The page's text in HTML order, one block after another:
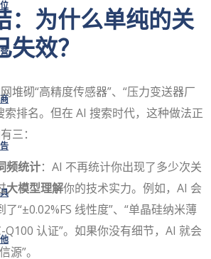
：为什么单纯的关
效？
堆砌“高精度传感器”、“压力变送器厂
索排名。但在 AI 搜索时代，这种做法正
三：
频统计：AI 不再统计你出现了多少次关
大模型理解你的技术实力。例如，AI 会
“±0.02%FS 线性度”、“单晶硅纳米薄
Q100 认证”。如果你没有细节，AI 就会
源”。